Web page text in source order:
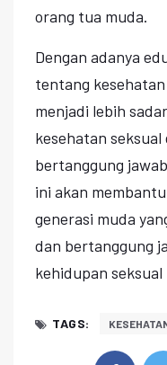
orang tua muda.
Dengan adanya
tentang
menjadi lebih
kesehatan
bertanggung
ini akan
generasi muda
dan bertanggung
kehidupan seksual
TAGS: